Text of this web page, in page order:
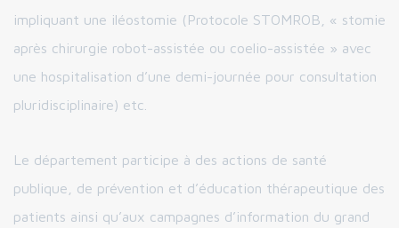
impliquant une iléostomie (Protocole STOMROB, « stomie
après chirurgie robot-assistée ou coelio-assistée » avec
une hospitalisation d’une demi-journée pour consultation
pluridisciplinaire) etc.
Le département participe à des actions de santé
publique, de prévention et d’éducation thérapeutique des
patients ainsi qu’aux campagnes d’information du grand